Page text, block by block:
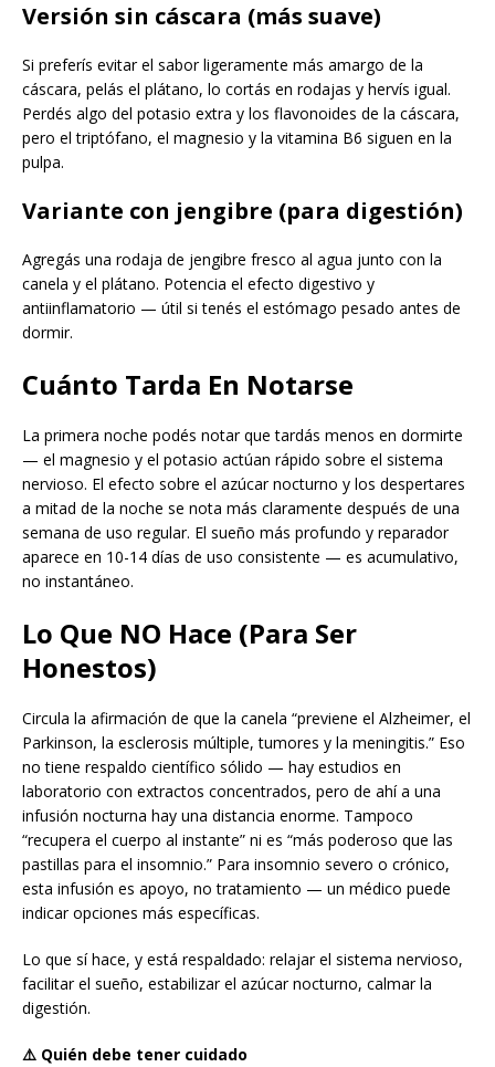
Versión sin cáscara (más suave)
Si preferís evitar el sabor ligeramente más amargo de la
cáscara, pelás el plátano, lo cortás en rodajas y hervís igual.
Perdés algo del potasio extra y los flavonoides de la cáscara,
pero el triptófano, el magnesio y la vitamina B6 siguen en la
pulpa.
Variante con jengibre (para digestión)
Agregás una rodaja de jengibre fresco al agua junto con la
canela y el plátano. Potencia el efecto digestivo y
antiinflamatorio — útil si tenés el estómago pesado antes de
dormir.
Cuánto Tarda En Notarse
La primera noche podés notar que tardás menos en dormirte
— el magnesio y el potasio actúan rápido sobre el sistema
nervioso. El efecto sobre el azúcar nocturno y los despertares
a mitad de la noche se nota más claramente después de una
semana de uso regular. El sueño más profundo y reparador
aparece en 10-14 días de uso consistente — es acumulativo,
no instantáneo.
Lo Que NO Hace (Para Ser
Honestos)
Circula la afirmación de que la canela “previene el Alzheimer, el
Parkinson, la esclerosis múltiple, tumores y la meningitis.” Eso
no tiene respaldo científico sólido — hay estudios en
laboratorio con extractos concentrados, pero de ahí a una
infusión nocturna hay una distancia enorme. Tampoco
“recupera el cuerpo al instante” ni es “más poderoso que las
pastillas para el insomnio.” Para insomnio severo o crónico,
esta infusión es apoyo, no tratamiento — un médico puede
indicar opciones más específicas.
Lo que sí hace, y está respaldado: relajar el sistema nervioso,
facilitar el sueño, estabilizar el azúcar nocturno, calmar la
digestión.
⚠️ Quién debe tener cuidado